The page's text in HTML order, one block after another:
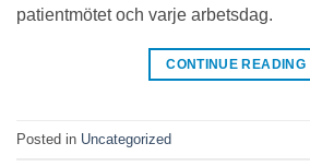
patientmötet och varje arbetsdag.
CONTINUE READING
Posted in Uncategorized